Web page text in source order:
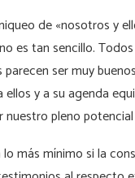
de «nosotros y
es tan sencillo.
ser muy
ellos y a su agenda
pleno
más mínimo si la